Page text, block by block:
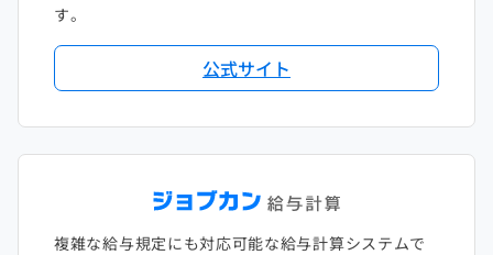
す。
公式サイト
複雑な給与規定にも対応可能な給与計算システムで